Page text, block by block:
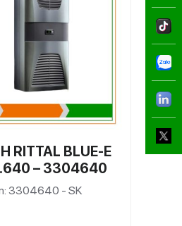
RITTAL BLUE-E
– 3304640
3304640 - SK